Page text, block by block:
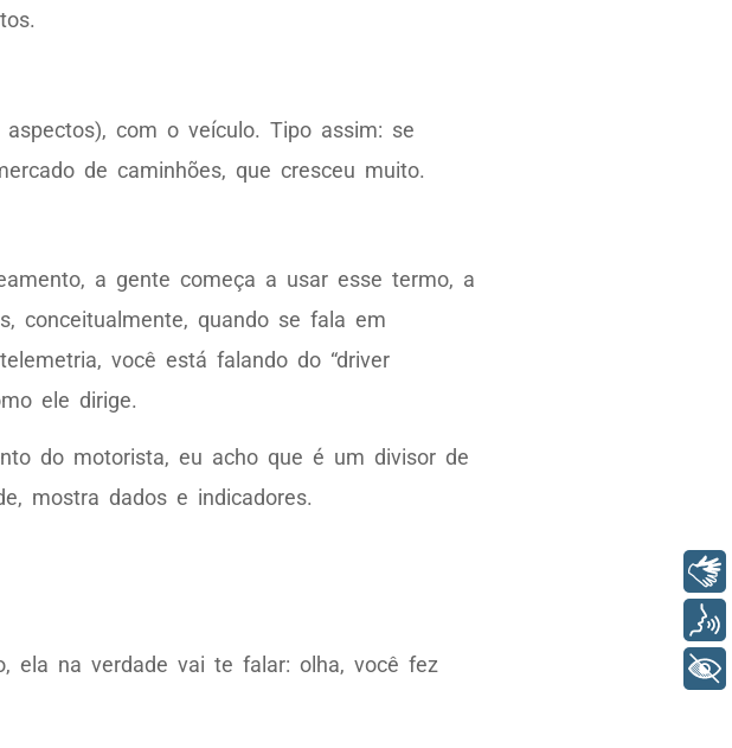
com o veículo. Tipo assim: se
de caminhões, que cresceu muito.
a gente começa a usar esse termo, a
conceitualmente, quando se fala em
você está falando do “driver
ele dirige.
do motorista, eu acho que é um divisor de
mostra dados e indicadores.
ela na verdade vai te falar: olha, você fez